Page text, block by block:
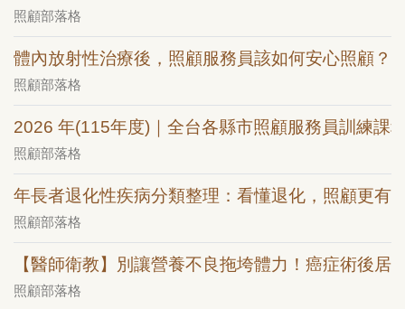
照顧部落格
體內放射性治療後，照顧服務員該如何安心照顧？
照顧部落格
2026 年(115年度)｜全台各縣市照顧服務員訓練課
照顧部落格
年長者退化性疾病分類整理：看懂退化，照顧更有
照顧部落格
【醫師衛教】別讓營養不良拖垮體力！癌症術後居
照顧部落格